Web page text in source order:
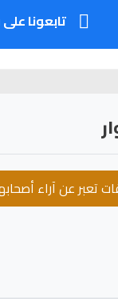
تابعونا
تعبر عن آراء